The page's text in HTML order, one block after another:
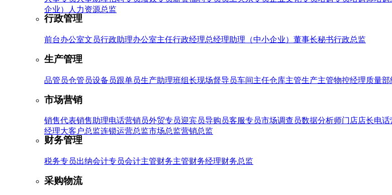
企业）
人力资源总监
行政管理
前台办公室文员行政助理办公室主任行政经理总经理助理（中小企业） 董事长秘书行政总监
生产管理
品管员仓管员设备员跟单员生产助理班组长现场督导员车间主任仓库主管生产主管物控经理质量部
市场营销
销售代表销售助理电话营销员外贸专员迎宾员导购员客服专员市场调查员数据分析师门店店长电话
经理大客户总监连锁运营总监市场总监营销总监
财务管理
税务专员出纳会计专员会计主管财务主管财务经理财务总监
采购物流